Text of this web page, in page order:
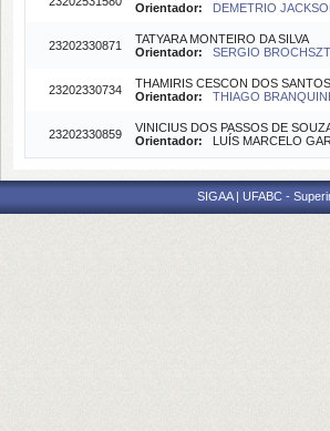
Orientador:
DEMETRIO
23202330871
TATYARA MONTEIRO DA SILVA
Orientador:
SERGIO
23202330734
THAMIRIS CESCON DOS SANTOS
Orientador:
THIAGO
23202330859
VINICIUS DOS PASSOS DE
Orientador: LUÍS MARCELO
SIGAA | UFABC -